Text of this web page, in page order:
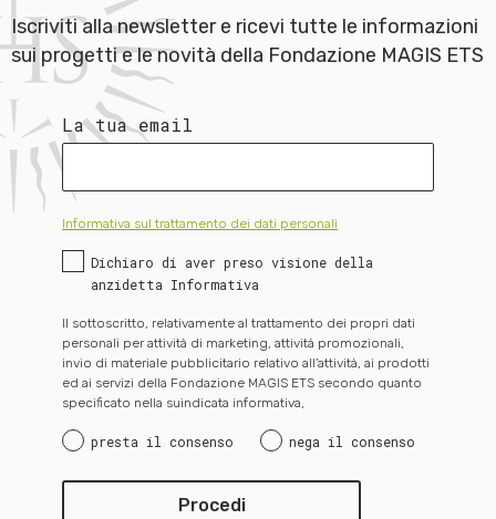
Iscriviti alla newsletter e ricevi tutte le informazioni
sui progetti e le novità della Fondazione MAGIS ETS
La tua email
Informativa sul trattamento dei dati personali
Dichiaro di aver preso visione della
anzidetta Informativa
Il sottoscritto, relativamente al trattamento dei propri dati
personali per attività di marketing, attività promozionali,
invio di materiale pubblicitario relativo all’attività, ai prodotti
ed ai servizi della Fondazione MAGIS ETS secondo quanto
specificato nella suindicata informativa,
presta il consenso nega il consenso